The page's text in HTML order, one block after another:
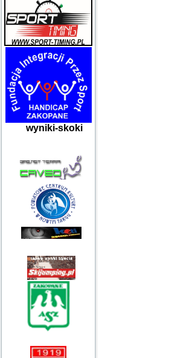
wyniki-skoki